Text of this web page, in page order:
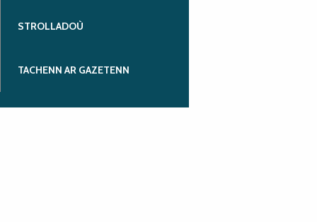
STROLLADOÙ
TACHENN AR GAZETENN